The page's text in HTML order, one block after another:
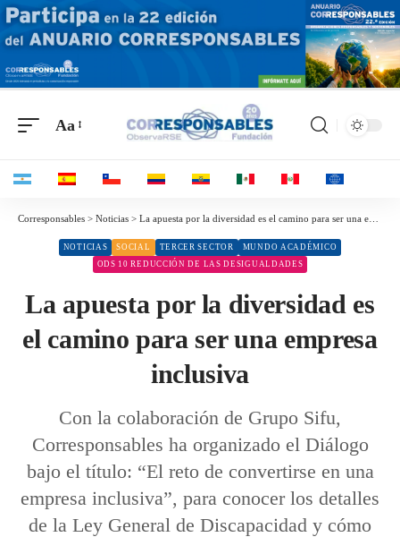
Aa
NOTICIAS SOCIAL TERCER SECTOR
MUNDO ACADÉMICO
ODS 10 REDUCCIÓN DE LAS DESIGUALDADES
La apuesta por la diversidad es
el camino para ser una empresa
inclusiva
Con la colaboración de Grupo Sifu,
Corresponsables ha organizado el Diálogo
bajo el título: “El reto de convertirse en una
empresa inclusiva”, para conocer los detalles
de la Ley General de Discapacidad y cómo